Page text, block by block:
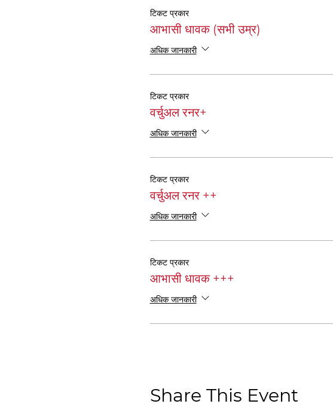
टिकट प्रकार
आभासी धावक (सभी उम्र)
अधिक जानकारी
टिकट प्रकार
वर्चुअल रनर+
अधिक जानकारी
टिकट प्रकार
वर्चुअल रनर ++
अधिक जानकारी
टिकट प्रकार
आभासी धावक +++
अधिक जानकारी
Share This Event